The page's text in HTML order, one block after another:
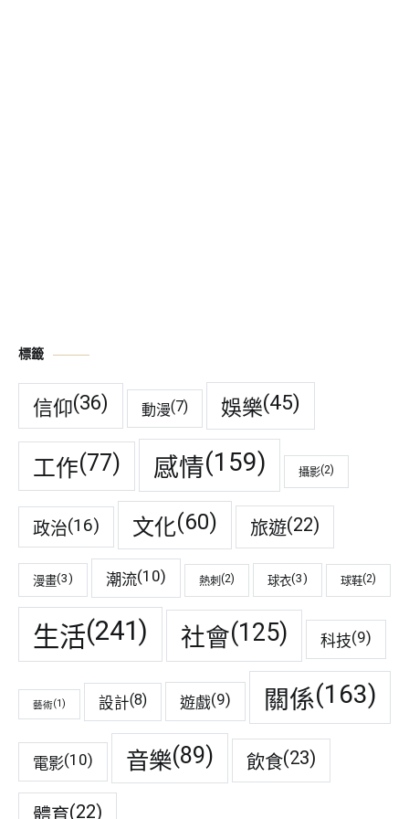
標籤
信仰(36) 動漫(7) 娛樂(45)
工作(77) 感情(159) 攝影(2)
政治(16) 文化(60) 旅遊(22)
漫畫(3) 潮流(10) 熱刺 (2) 球衣(3) 球鞋(2)
生活(241) 社會(125) 科技(9)
藝術(1) 設計(8) 遊戲(9) 關係(163)
電影(10) 音樂(89) 飲食(23)
(22)